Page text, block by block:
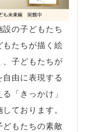
の子どもたち
たちが描く絵
子どもたちが
由に表現する
「きっかけ」
ております。
もたちの素敵